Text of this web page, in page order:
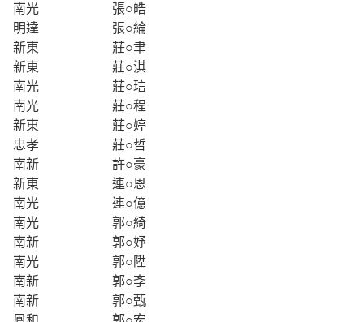
南光
張○皓
明達
張○綸
新東
莊○聿
新東
莊○淇
南光
莊○琂
南光
莊○程
新東
莊○婷
忠孝
莊○哲
南新
許○豪
新東
連○恩
南光
連○億
南光
郭○綺
南新
郭○妤
南光
郭○陞
南新
郭○斈
南新
郭○甄